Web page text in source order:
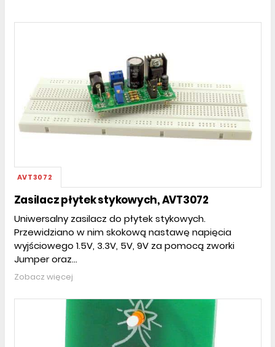
AVT3072
Zasilacz płytek stykowych, AVT3072
Uniwersalny zasilacz do płytek stykowych.
Przewidziano w nim skokową nastawę napięcia
wyjściowego 1.5V, 3.3V, 5V, 9V za pomocą zworki
Jumper oraz...
Zobacz więcej